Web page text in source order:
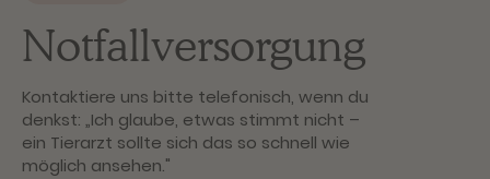
Notfallversorgung
Kontaktiere uns bitte telefonisch, wenn du
denkst: „Ich glaube, etwas stimmt nicht –
ein Tierarzt sollte sich das so schnell wie
möglich ansehen."